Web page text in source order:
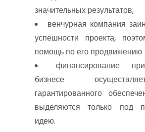
значительных результатов;
венчурная компания
успешности проекта,
помощь по его продвижению
финансирование
бизнесе
гарантированного
выделяются только под
идею.